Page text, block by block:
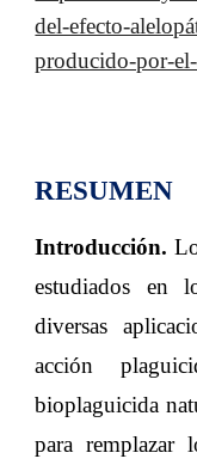
del-efecto-
producido-por-
RESUMEN
Introducción.
estudiados en
diversas
acción
bioplaguicida
para remplazar